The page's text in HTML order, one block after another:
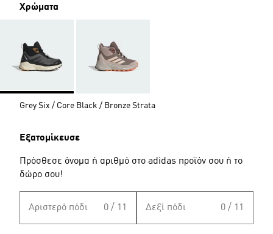
Χρώματα
Grey Six / Core Black / Bronze Strata
Εξατομίκευσε
Πρόσθεσε όνομα ή αριθμό στο adidas προϊόν σου ή το
δώρο σου!
Αριστερό πόδι 0 / 11 Δεξί πόδι 0 / 11